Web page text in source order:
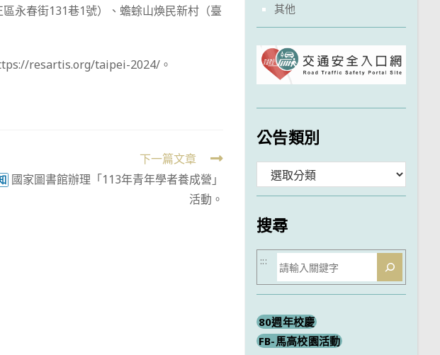
永春街131巷1號）、蟾蜍山煥民新村（臺
resartis.org/taipei-2024/。
下一篇文章
國家圖書館辦理「113年青年學者養成營」
活動。
其他
公告類別
類
搜尋
搜
尋
:::
80週年校慶
FB-馬高校園活動